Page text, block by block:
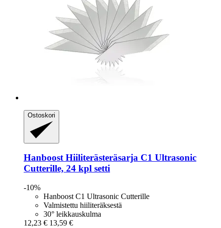
Ostoskori
HanboostHiiliterästeräsarja C1 Ultrasonic
Cutterille, 24 kpl setti
-10%
Hanboost C1 Ultrasonic Cutterille
Valmistettu hiiliteräksestä
30° leikkauskulma
12,23 € 13,59 €